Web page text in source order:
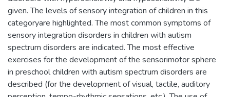
given. The levels of sensory integration of children in this
categoryare highlighted. The most common symptoms of
sensory integration disorders in children with autism
spectrum disorders are indicated. The most effective
exercises for the development of the sensorimotor sphere
in preschool children with autism spectrum disorders are
described (for the development of visual, tactile, auditory